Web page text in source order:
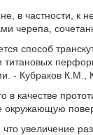
в частности, к
черепа,
способ
- Кубраков
в качестве
что увеличение